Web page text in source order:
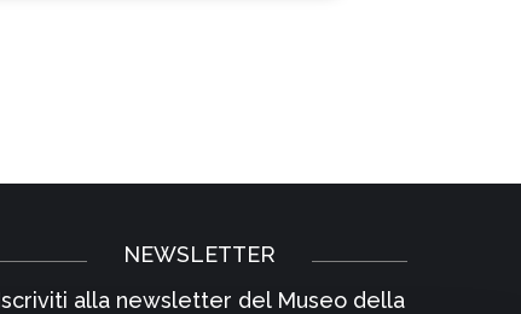
NEWSLETTER
alla newsletter del Museo della